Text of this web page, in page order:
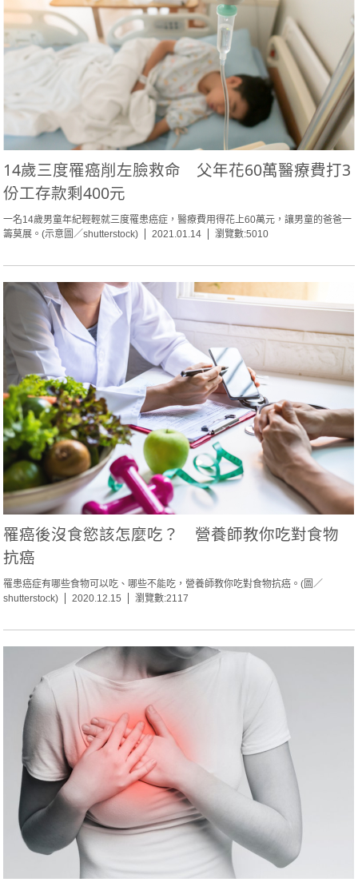
14歲三度罹癌削左臉救命 父年花60萬醫療費打3
份工存款剩400元
一名14歲男童年紀輕輕就三度罹患癌症，醫療費用得花上60萬元，讓男童的爸爸一
籌莫展。(示意圖／shutterstock)
2021.01.14 瀏覽數:5010
罹癌後沒食慾該怎麼吃？ 營養師教你吃對食物
抗癌
罹患癌症有哪些食物可以吃、哪些不能吃，營養師教你吃對食物抗癌。(圖／
shutterstock)
2020.12.15 瀏覽數:2117